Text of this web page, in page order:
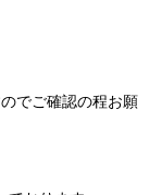
でご確認の程お願